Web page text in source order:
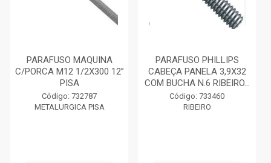
PARAFUSO MAQUINA
C/PORCA M12 1/2X300 12”
PISA
Código: 732787
METALURGICA PISA
PARAFUSO PHILLIPS
CABEÇA PANELA 3,9X32
COM BUCHA N.6 RIBEIRO...
Código: 733460
RIBEIRO